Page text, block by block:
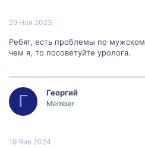
29 Ноя 2023
Ребят, есть проблемы по
чем я, то посоветуйте уролога.
Г Георгий
Member
19 Янв 2024